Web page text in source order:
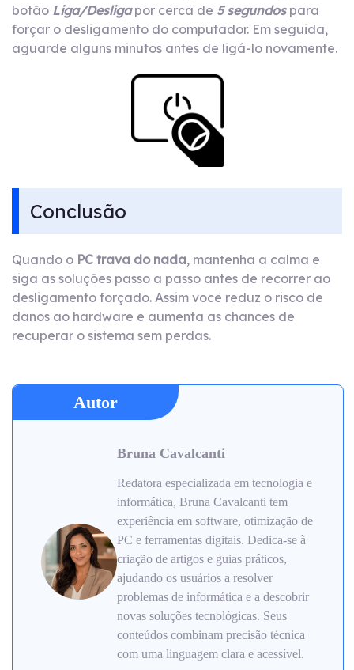
botão Liga/Desligapor cerca de 5 segundospara
forçar o desligamento do computador. Em seguida,
aguarde alguns minutos antes de ligá-lo novamente.
Conclusão
Quando o PC trava do nada, mantenha a calma e
siga as soluções passo a passo antes de recorrer ao
desligamento forçado. Assim você reduz o risco de
danos ao hardware e aumenta as chances de
recuperar o sistema sem perdas.
Autor
Bruna Cavalcanti
Redatora especializada em tecnologia e
informática, Bruna Cavalcanti tem
experiência em software, otimização de
PC e ferramentas digitais. Dedica-se à
criação de artigos e guias práticos,
ajudando os usuários a resolver
problemas de informática e a descobrir
novas soluções tecnológicas. Seus
conteúdos combinam precisão técnica
com uma linguagem clara e acessível.